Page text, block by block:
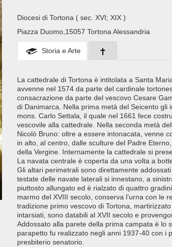
Diocesi di Tortona ( sec. XVI; XIX )
Piazza Duomo,15057 Tortona Alessandria
Storia e Arte
La cattedrale di Tortona è intitolata a Santa
avvenne nel 1574 da parte del cardinale
consacrazione da parte del vescovo Cesare
di Danimarca. Nella prima metà del Seicento gli
mons. Carlo Settala, il quale nel 1661 fece
vescovile alla cattedrale. Nella seconda metà
Nicolò Bruno: oltre a essere intonacata, venne
in alto, al centro, dalle sculture del Padre
della Vergine. Internamente la cattedrale si
La navata centrale è coperta da una volta a
Gli altari perimetrali sono direttamente
testate delle navate laterali si innestano, a
piuttosto allungato ed è rialzato di quattro
marmo del XVIII secolo, conserva l’urna con le
tradizione primo vescovo di Tortona,
intarsiati, sono databili al XVII secolo e
Addossato alla parete della prima campata è lo
parapetto fu realizzato negli anni 1937-40 con i
presbiterio senatorio.